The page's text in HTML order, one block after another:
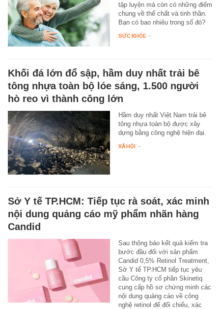
tập luyện mà còn có những điểm
chung về thể chất và tinh thần.
Bạn có bao nhiêu trong số đó?
SỨC KHỎE -
Khối đá lớn đổ sập, hầm duy nhất trải bê
tông nhựa toàn bộ lóe sáng, 1.500 người
hò reo vì thành công lớn
Hầm duy nhất Việt Nam trải bê
tông nhựa toàn bộ được xây
dựng bằng công nghệ hiện đại.
XÃ HỘI -
Sở Y tế TP.HCM: Tiếp tục rà soát, xác minh
nội dung quảng cáo mỹ phẩm nhãn hàng
Candid
Sau thông báo kết quả kiểm tra
bước đầu đối với sản phẩm
Candid 0,5% Retinol Treatment,
Sở Y tế TP.HCM tiếp tục yêu
cầu Công ty cổ phần Skinetiq
cung cấp hồ sơ chứng minh các
nội dung quảng cáo về công
nghệ retinol để đối chiếu, xác